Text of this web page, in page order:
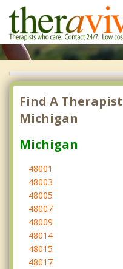
Find A
Michigan
Michigan
48001
48003
48005
48007
48009
48014
48015
48017